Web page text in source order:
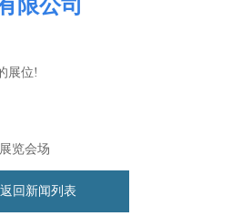
限公司
展位!
览会场
返回新闻列表